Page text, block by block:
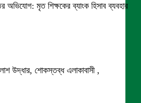
অভিযোগ: মৃত শিক্ষকের ব্যাংক হিসাব ব্যবহার
উদ্ধার, শোকস্তব্ধ এলাকাবাসী ,